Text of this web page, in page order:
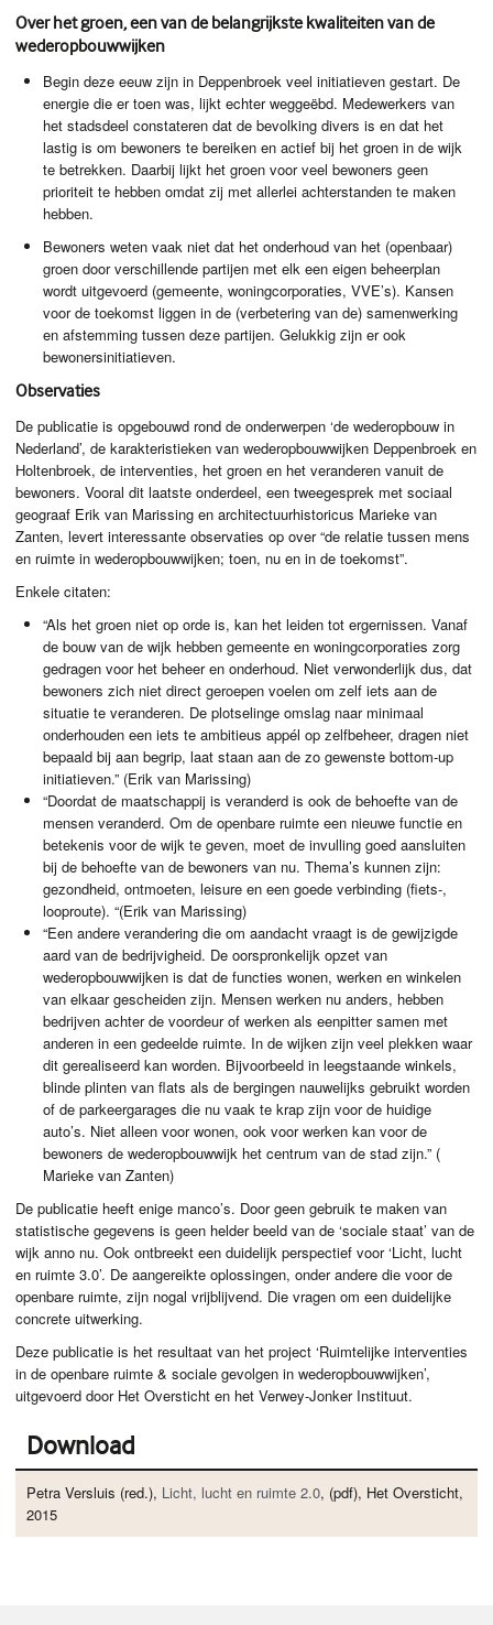
Over het groen, een van de belangrijkste kwaliteiten van de
wederopbouwwijken
Begin deze eeuw zijn in Deppenbroek veel initiatieven gestart. De
energie die er toen was, lijkt echter weggeëbd. Medewerkers van
het stadsdeel constateren dat de bevolking divers is en dat het
lastig is om bewoners te bereiken en actief bij het groen in de wijk
te betrekken. Daarbij lijkt het groen voor veel bewoners geen
prioriteit te hebben omdat zij met allerlei achterstanden te maken
hebben.
​Bewoners weten vaak niet dat het onderhoud van het (openbaar)
groen door verschillende partijen met elk een eigen beheerplan
wordt uitgevoerd (gemeente, woningcorporaties, VVE’s). Kansen
voor de toekomst liggen in de (verbetering van de) samenwerking
en afstemming tussen deze partijen. Gelukkig zijn er ook
bewonersinitiatieven.
Observaties
De publicatie is opgebouwd rond de onderwerpen ‘de wederopbouw in
Nederland’, de karakteristieken van wederopbouwwijken Deppenbroek en
Holtenbroek, de interventies, het groen en het veranderen vanuit de
bewoners. Vooral dit laatste onderdeel, een tweegesprek met sociaal
geograaf Erik van Marissing en architectuurhistoricus Marieke van
Zanten, levert interessante observaties op over “de relatie tussen mens
en ruimte in wederopbouwwijken; toen, nu en in de toekomst”.
Enkele citaten:
“Als het groen niet op orde is, kan het leiden tot ergernissen. Vanaf
de bouw van de wijk hebben gemeente en woningcorporaties zorg
gedragen voor het beheer en onderhoud. Niet verwonderlijk dus, dat
bewoners zich niet direct geroepen voelen om zelf iets aan de
situatie te veranderen. De plotselinge omslag naar minimaal
onderhouden een iets te ambitieus appél op zelfbeheer, dragen niet
bepaald bij aan begrip, laat staan aan de zo gewenste bottom-up
initiatieven.” (Erik van Marissing)
“Doordat de maatschappij is veranderd is ook de behoefte van de
mensen veranderd. Om de openbare ruimte een nieuwe functie en
betekenis voor de wijk te geven, moet de invulling goed aansluiten
bij de behoefte van de bewoners van nu. Thema’s kunnen zijn:
gezondheid, ontmoeten, leisure en een goede verbinding (fiets-,
looproute). “(Erik van Marissing)
“Een andere verandering die om aandacht vraagt is de gewijzigde
aard van de bedrijvigheid. De oorspronkelijk opzet van
wederopbouwwijken is dat de functies wonen, werken en winkelen
van elkaar gescheiden zijn. Mensen werken nu anders, hebben
bedrijven achter de voordeur of werken als eenpitter samen met
anderen in een gedeelde ruimte. In de wijken zijn veel plekken waar
dit gerealiseerd kan worden. Bijvoorbeeld in leegstaande winkels,
blinde plinten van flats als de bergingen nauwelijks gebruikt worden
of de parkeergarages die nu vaak te krap zijn voor de huidige
auto’s. Niet alleen voor wonen, ook voor werken kan voor de
bewoners de wederopbouwwijk het centrum van de stad zijn.” (
Marieke van Zanten)
De publicatie heeft enige manco’s. Door geen gebruik te maken van
statistische gegevens is geen helder beeld van de ‘sociale staat’ van de
wijk anno nu. Ook ontbreekt een duidelijk perspectief voor ‘Licht, lucht
en ruimte 3.0’. De aangereikte oplossingen, onder andere die voor de
openbare ruimte, zijn nogal vrijblijvend. Die vragen om een duidelijke
concrete uitwerking.
Deze publicatie is het resultaat van het project ‘Ruimtelijke interventies
in de openbare ruimte & sociale gevolgen in wederopbouwwijken’,
uitgevoerd door Het Oversticht en het Verwey-Jonker Instituut.
Download
Petra Versluis (red.), Licht, lucht en ruimte 2.0, (pdf), Het Oversticht,
2015